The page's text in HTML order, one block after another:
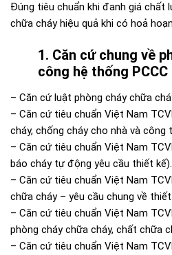
Đúng tiêu chuẩn khi đanh giá chất
chữa cháy hiệu quả khi có hoả
1. Căn cứ chung về
công hệ thống PCCC
– Căn cứ luật phòng cháy chữa
– Căn cứ tiêu chuẩn Việt Nam
cháy, chống cháy cho nhà và công
– Căn cứ tiêu chuẩn Việt Nam
báo cháy tự động yêu cầu thiết kế).
– Căn cứ tiêu chuẩn Việt Nam
chữa cháy – yêu cầu chung về
– Căn cứ tiêu chuẩn Việt Nam
phòng cháy chữa cháy, chất chữa
– Căn cứ tiêu chuẩn Việt Nam